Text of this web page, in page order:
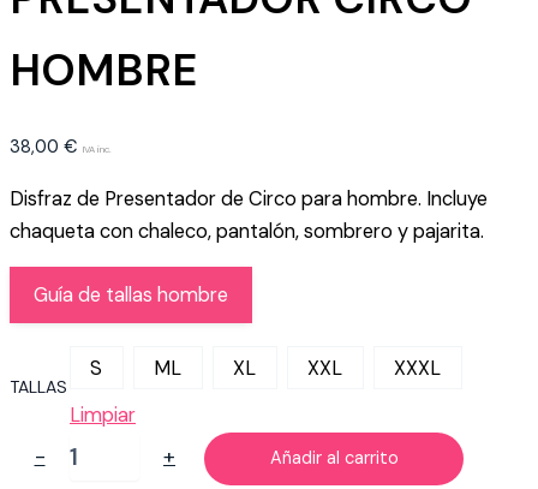
HOMBRE
38,00 € IVA inc.
Disfraz de Presentador de Circo para hombre. Incluye
chaqueta con chaleco, pantalón, sombrero y pajarita.
Guía de tallas hombre
TALLAS
S ML XL XXL
XXXL
Limpiar
-
DISFRAZ
+ Añadir al carrito